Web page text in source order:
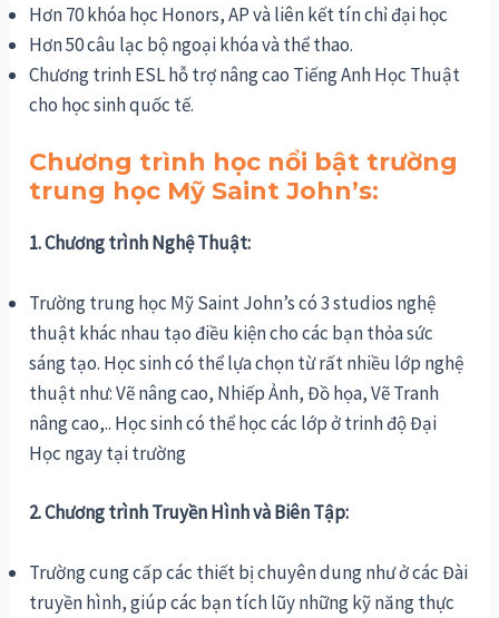
Hơn 70 khóa học Honors, AP và liên kết tín chỉ đại học
Hơn 50 câu lạc bộ ngoại khóa và thể thao.
Chương trinh ESL hỗ trợ nâng cao Tiếng Anh Học Thuật
cho học sinh quốc tế.
Chương trình học nổi bật trường
trung học Mỹ Saint John’s:
1. Chương trình Nghệ Thuật:
Trường trung học Mỹ Saint John’s có 3 studios nghệ
thuật khác nhau tạo điều kiện cho các bạn thỏa sức
sáng tạo. Học sinh có thể lựa chọn từ rất nhiều lớp nghệ
thuật như: Vẽ nâng cao, Nhiếp Ảnh, Đồ họa, Vẽ Tranh
nâng cao,.. Học sinh có thể học các lớp ở trinh độ Đại
Học ngay tại trường
2. Chương trình Truyền Hình và Biên Tập:
Trường cung cấp các thiết bị chuyên dung như ở các Đài
truyền hình, giúp các bạn tích lũy những kỹ năng thực